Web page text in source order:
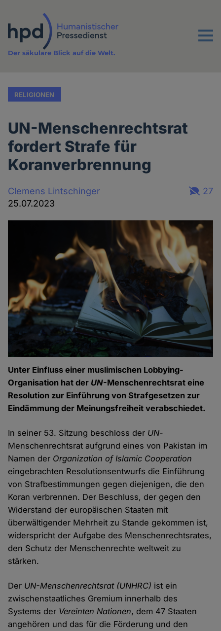
Inhalt
Menu
Der säkulare Blick auf die Welt.
RELIGIONEN
UN-Menschenrechtsrat
fordert Strafe für
Koranverbrennung
Clemens Lintschinger
25.07.2023
27
Unter Einfluss einer muslimischen Lobbying-
Organisation hat der UN-Menschenrechtsrat eine
Resolution zur Einführung von Strafgesetzen zur
Eindämmung der Meinungsfreiheit verabschiedet.
In seiner 53. Sitzung beschloss der UN-
Menschenrechtsrat aufgrund eines von Pakistan im
Namen der Organization of Islamic Cooperation
eingebrachten Resolutionsentwurfs die Einführung
von Strafbestimmungen gegen diejenigen, die den
Koran verbrennen. Der Beschluss, der gegen den
Widerstand der europäischen Staaten mit
überwältigender Mehrheit zu Stande gekommen ist,
widerspricht der Aufgabe des Menschenrechtsrates,
den Schutz der Menschenrechte weltweit zu
stärken.
Der UN-Menschenrechtsrat (UNHRC) ist ein
zwischenstaatliches Gremium innerhalb des
Systems der Vereinten Nationen, dem 47 Staaten
angehören und das für die Förderung und den